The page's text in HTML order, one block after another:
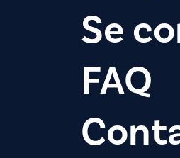
Se
FAQ